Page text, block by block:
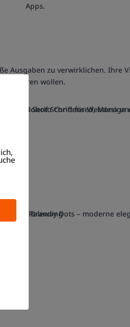
Apps.
Ausgaben zu verwirklichen. Ihre
wollen.